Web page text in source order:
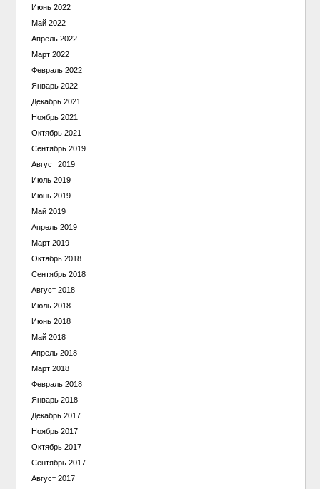
Июнь 2022
Май 2022
Апрель 2022
Март 2022
Февраль 2022
Январь 2022
Декабрь 2021
Ноябрь 2021
Октябрь 2021
Сентябрь 2019
Август 2019
Июль 2019
Июнь 2019
Май 2019
Апрель 2019
Март 2019
Октябрь 2018
Сентябрь 2018
Август 2018
Июль 2018
Июнь 2018
Май 2018
Апрель 2018
Март 2018
Февраль 2018
Январь 2018
Декабрь 2017
Ноябрь 2017
Октябрь 2017
Сентябрь 2017
Август 2017